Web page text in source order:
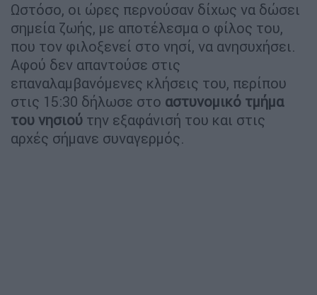
Ωστόσο, οι ώρες περνούσαν δίχως να δώσει
σημεία ζωής, με αποτέλεσμα ο φίλος του,
που τον φιλοξενεί στο νησί, να ανησυχήσει.
Αφού δεν απαντούσε στις
επαναλαμβανόμενες κλήσεις του, περίπου
στις 15:30 δήλωσε στο αστυνομικό τμήμα
του νησιού την εξαφάνισή του και στις
αρχές σήμανε συναγερμός.